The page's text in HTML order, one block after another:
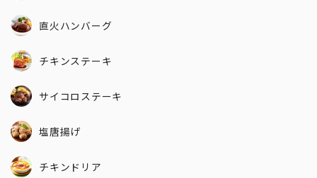
直火ハンバーグ
チキンステーキ
サイコロステーキ
塩唐揚げ
チキンドリア